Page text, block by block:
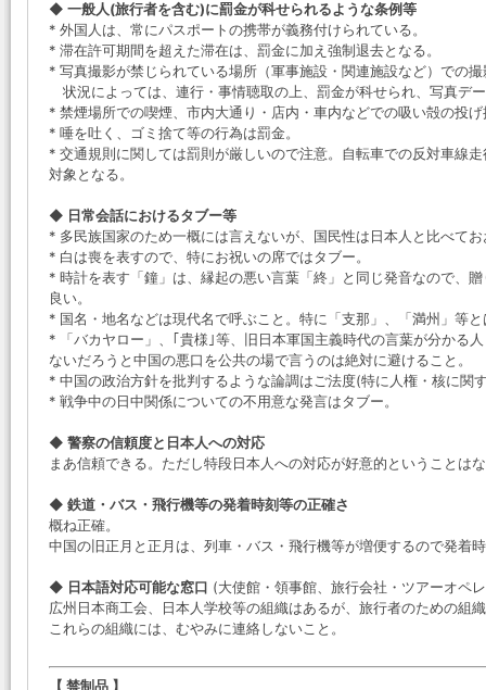
◆ 一般人(旅行者を含む)に罰金が科せられるような条例等
* 外国人は、常にパスポートの携帯が義務付けられている。
* 滞在許可期間を超えた滞在は、罰金に加え強制退去となる。
* 写真撮影が禁じられている場所（軍事施設・関連施設など）での撮
状況によっては、連行・事情聴取の上、罰金が科せられ、写真デ
* 禁煙場所での喫煙、市内大通り・店内・車内などでの吸い殻の投げ
* 唾を吐く、ゴミ捨て等の行為は罰金。
* 交通規則に関しては罰則が厳しいので注意。自転車での反対車線
対象となる。
◆ 日常会話におけるタブー等
* 多民族国家のため一概には言えないが、国民性は日本人と比べて
* 白は喪を表すので、特にお祝いの席ではタブー。
* 時計を表す「鐘」は、縁起の悪い言葉「終」と同じ発音なので、
良い。
* 国名・地名などは現代名で呼ぶこと。特に「支那」、「満州」等
* 「バカヤロー」、｢貴様｣等、旧日本軍国主義時代の言葉が分かる
ないだろうと中国の悪口を公共の場で言うのは絶対に避けること。
* 中国の政治方針を批判するような論調はご法度(特に人権・核に関
* 戦争中の日中関係についての不用意な発言はタブー。
◆ 警察の信頼度と日本人への対応
まあ信頼できる。ただし特段日本人への対応が好意的ということは
◆ 鉄道・バス・飛行機等の発着時刻等の正確さ
概ね正確。
中国の旧正月と正月は、列車・バス・飛行機等が増便するので発着
◆ 日本語対応可能な窓口 (大使館・領事館、旅行会社・ツアーオペ
広州日本商工会、日本人学校等の組織はあるが、旅行者のための組
これらの組織には、むやみに連絡しないこと。
【 禁制品 】